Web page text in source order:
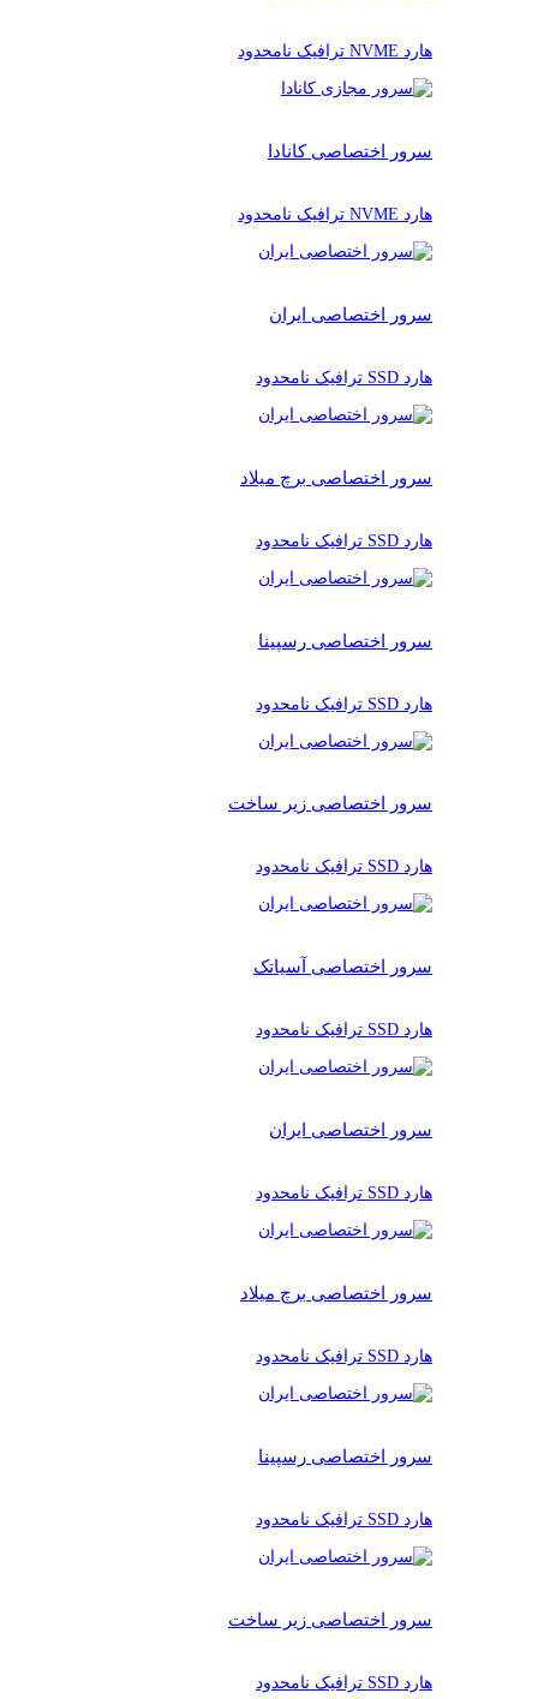
هارد NVME ترافیک نامحدود
سرور اختصاصی کانادا
هارد NVME ترافیک نامحدود
سرور اختصاصی ایران
هارد SSD ترافیک نامحدود
سرور اختصاصی برچ میلاد
هارد SSD ترافیک نامحدود
سرور اختصاصی رسپینا
هارد SSD ترافیک نامحدود
سرور اختصاصی زیر ساخت
هارد SSD ترافیک نامحدود
سرور اختصاصی آسیاتک
هارد SSD ترافیک نامحدود
سرور اختصاصی ایران
هارد SSD ترافیک نامحدود
سرور اختصاصی برچ میلاد
هارد SSD ترافیک نامحدود
سرور اختصاصی رسپینا
هارد SSD ترافیک نامحدود
سرور اختصاصی زیر ساخت
هارد SSD ترافیک نامحدود